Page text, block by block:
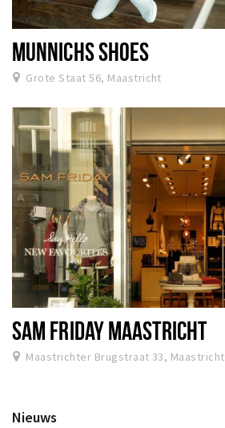
MUNNICHS SHOES
Grote Staat 56, Maastricht
SAM FRIDAY MAASTRICHT
Maastrichter Brugstraat 33, Maastricht
Nieuws